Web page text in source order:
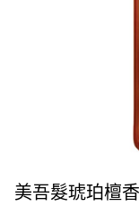
美吾髮琥珀檀